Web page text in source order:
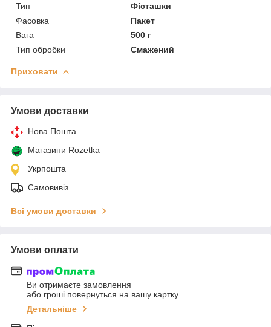
Тип
Фісташки
Фасовка
Пакет
Вага
500 г
Тип обробки
Смажений
Приховати
Умови доставки
Нова Пошта
Магазини Rozetka
Укрпошта
Самовивіз
Всі умови доставки
Умови оплати
Ви отримаєте замовлення
або гроші повернуться на вашу картку
Детальніше